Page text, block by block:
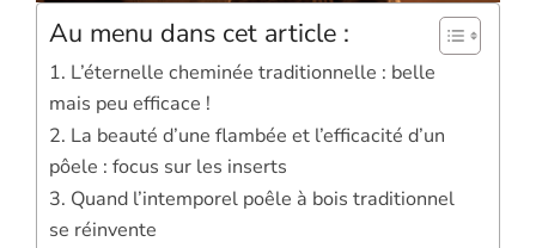
Au menu dans cet article :
1. L’éternelle cheminée traditionnelle : belle
mais peu efficace !
2. La beauté d’une flambée et l’efficacité d’un
pôele : focus sur les inserts
3. Quand l’intemporel poêle à bois traditionnel
se réinvente